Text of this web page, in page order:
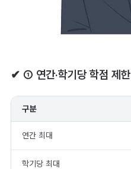
✔ ① 연간·학기당 학점 제한
구분
연간 최대
학기당 최대